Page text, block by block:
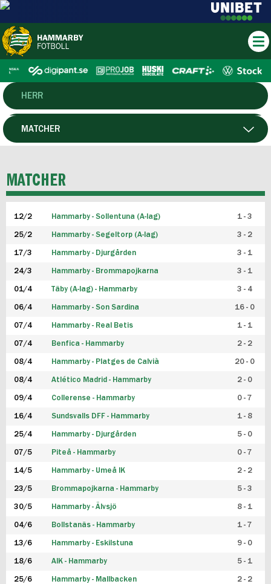
HERR
DAM
P19
F19
FUTSAL HERR
FUTSAL DAM
MATCHER
MATCHER
12/2 Hammarby - Sollentuna (A-lag) 1 - 3
25/2 Hammarby - Segeltorp (A-lag) 3 - 2
17/3 Hammarby - Djurgården 3 - 1
24/3 Hammarby - Brommapojkarna 3 - 1
01/4 Täby (A-lag) - Hammarby 3 - 4
06/4 Hammarby - Son Sardina 16 - 0
07/4 Hammarby - Real Betis 1 - 1
07/4 Benfica - Hammarby 2 - 2
08/4 Hammarby - Platges de Calvià 20 - 0
08/4 Atlético Madrid - Hammarby 2 - 0
09/4 Collerense - Hammarby 0 - 7
16/4 Sundsvalls DFF - Hammarby 1 - 8
25/4 Hammarby - Djurgården 5 - 0
07/5 Piteå - Hammarby 0 - 7
14/5 Hammarby - Umeå IK 2 - 2
23/5 Brommapojkarna - Hammarby 5 - 3
30/5 Hammarby - Älvsjö 8 - 1
04/6 Bollstanäs - Hammarby 1 - 7
13/6 Hammarby - Eskilstuna 9 - 0
18/6 AIK - Hammarby 5 - 1
25/6 Hammarby - Mallbacken 2 - 2